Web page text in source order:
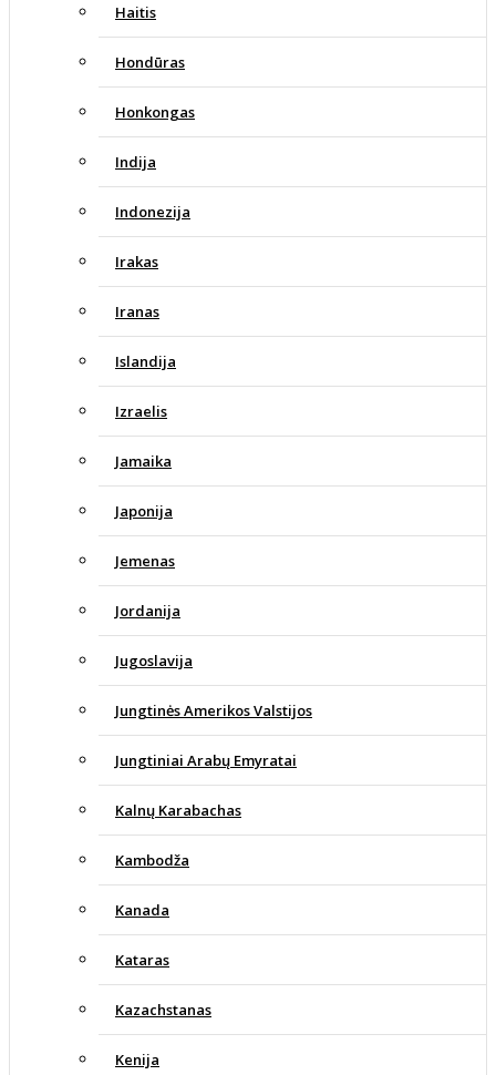
Haitis
Hondūras
Honkongas
Indija
Indonezija
Irakas
Iranas
Islandija
Izraelis
Jamaika
Japonija
Jemenas
Jordanija
Jugoslavija
Jungtinės Amerikos Valstijos
Jungtiniai Arabų Emyratai
Kalnų Karabachas
Kambodža
Kanada
Kataras
Kazachstanas
Kenija